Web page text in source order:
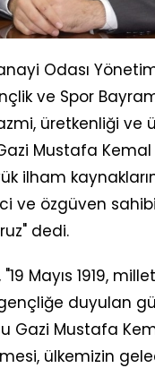
Odası
ve Spor
üretkenliği ve
Mustafa
ilham
ve özgüven
dedi.
Mayıs 1919,
duyulan
Gazi Mustafa
ülkemizin